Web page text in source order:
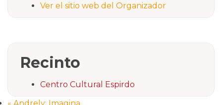
Ver el sitio web del Organizador
Recinto
Centro Cultural Espirdo
« Andrely: Imagina